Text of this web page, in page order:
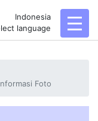
Indonesia
language
Foto